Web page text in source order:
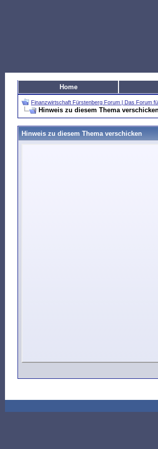
Home
Finanzwirtschaft Fürstenberg Forum | Das Forum
Hinweis zu diesem Thema
Hinweis zu diesem Thema verschicken